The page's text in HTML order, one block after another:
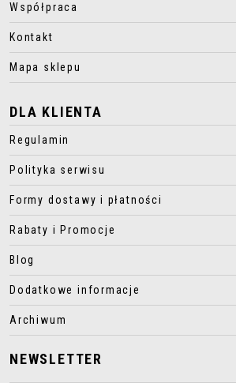
Współpraca
Kontakt
Mapa sklepu
DLA KLIENTA
Regulamin
Polityka serwisu
Formy dostawy i płatności
Rabaty i Promocje
Blog
Dodatkowe informacje
Archiwum
NEWSLETTER